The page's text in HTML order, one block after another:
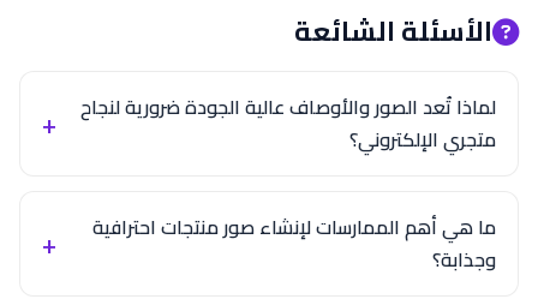
الأسئلة الشائعة
لماذا تُعد الصور والأوصاف عالية الجودة ضرورية لنجاح
متجري الإلكتروني؟
ما هي أهم الممارسات لإنشاء صور منتجات احترافية
وجذابة؟